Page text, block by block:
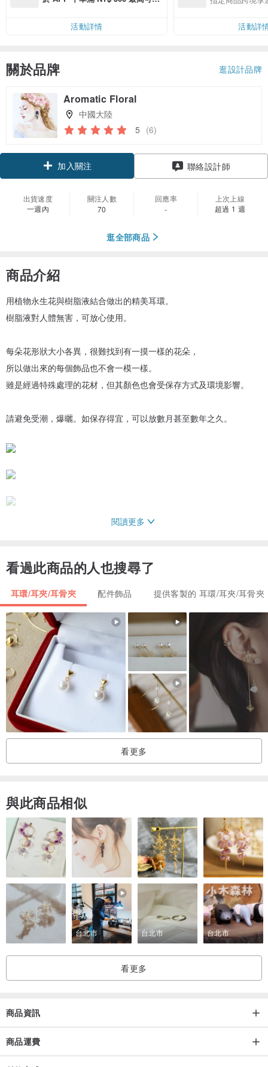
活動詳情
活動詳
關於品牌 逛設計品牌
Aromatic Floral
中國大陸
5 (6)
加入關注 聯絡設計師
出貨速度
一週內
關注人數
70
回應率
-
上次上線
超過 1 週
逛全部商品
商品介紹
用植物永生花與樹脂液結合做出的精美耳環。
樹脂液對人體無害，可放心使用。
每朵花形狀大小各異，很難找到有一摸一樣的花朵，
所以做出來的每個飾品也不會一模一樣。
雖是經過特殊處理的花材，但其顏色也會受保存方式及環境影響。
請避免受潮，爆曬。如保存得宜，可以放數月甚至數年之久。
夏天，純銀戴著很容易氧化變黑，
建議各位美女每次戴用溫水加點牙膏把耳環刷洗一下，就不會變黑。
如果你不去管，耳環越來越黑就算用洗金、洗銀水都沒用了喔～
也不會像之前買來的那種顏色，會變的更淡一些。
所以夏天戴經常洗洗。
保護好，就可以讓它終身不退色喔～
不戴的時候請清洗過後風乾放在盒子裡～
閱讀更多
看過此商品的人也搜尋了
耳環/耳夾/耳骨夾 配件飾品 提供客製的 耳環/耳夾/耳骨夾
看更多
與此商品相似
台北市 台北市 台北市
看更多
商品資訊
商品運費